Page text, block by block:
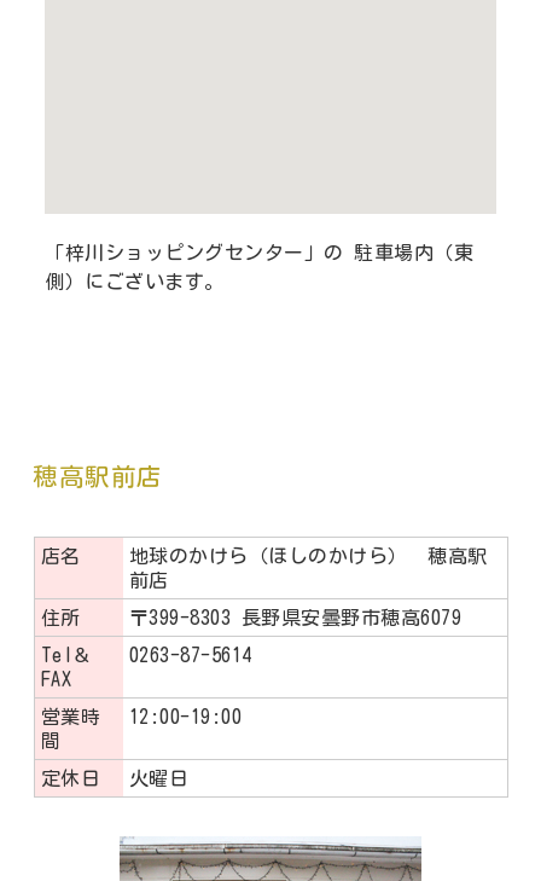
「梓川ショッピングセンター」の 駐車場内（東
側）にございます。
穂高駅前店
店名
地球のかけら（ほしのかけら） 穂高駅
前店
住所
〒399-8303 長野県安曇野市穂高6079
Tel＆
FAX
0263-87-5614
営業時
間
12:00-19:00
定休日 火曜日